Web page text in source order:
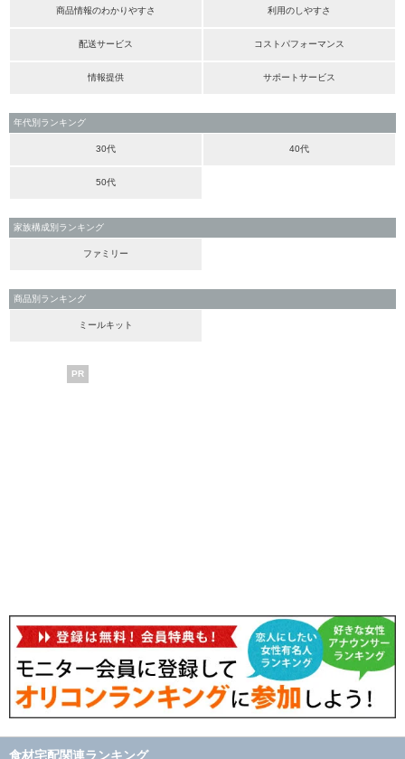
商品情報のわかりやすさ 利用のしやすさ
配送サービス コストパフォーマンス
情報提供 サポートサービス
年代別ランキング
30代 40代
50代
家族構成別ランキング
ファミリー
商品別ランキング
ミールキット
PR
食材宅配関連ランキング